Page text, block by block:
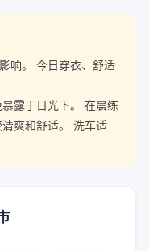
响。 今日穿衣、舒适
露于日光下。 在晨练
爽和舒适。 洗车适